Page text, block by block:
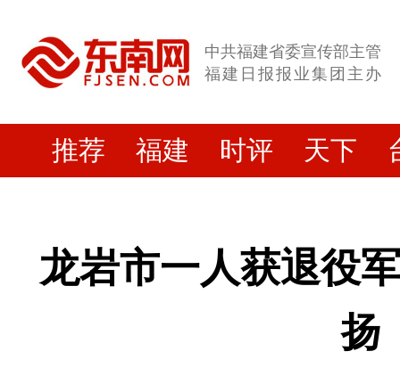
中共福建省委宣传部主管
福建日报报业集团主办
推荐 福建 时评 天下
龙岩市一人获退役
扬